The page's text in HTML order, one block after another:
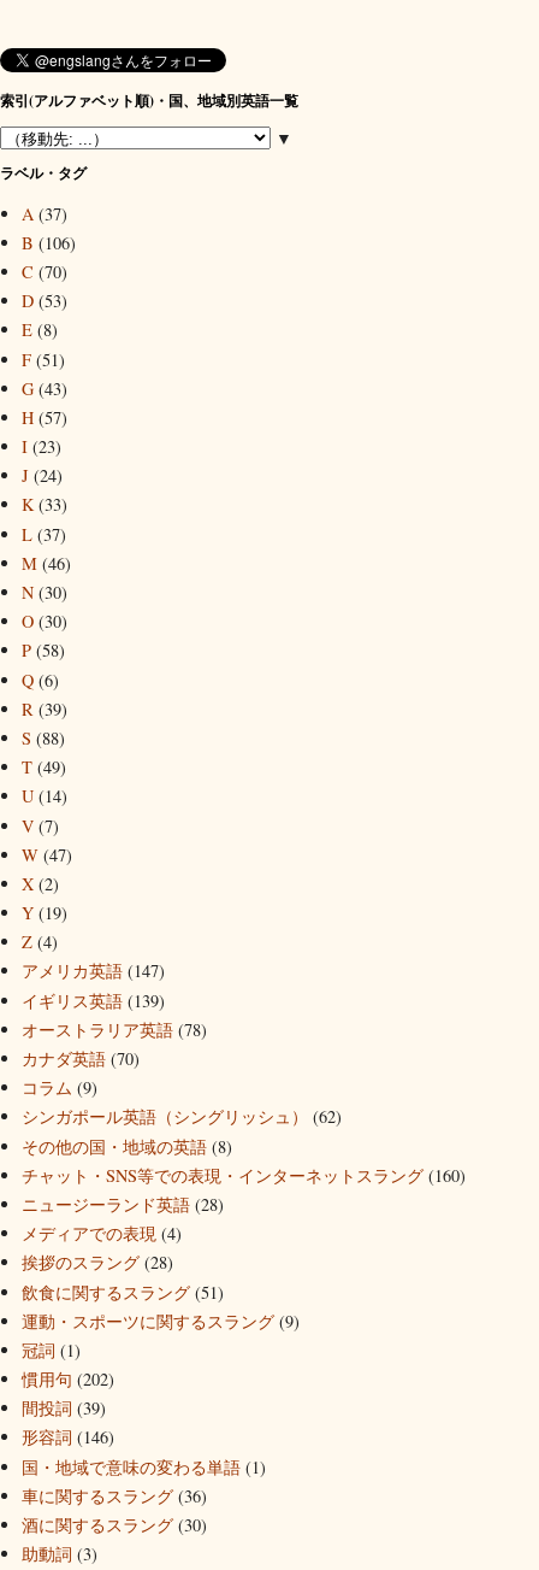
索引(アルファベット順)・国、地域別英語一覧
▼
ラベル・タグ
A (37)
B (106)
C (70)
D (53)
E (8)
F (51)
G (43)
H (57)
I (23)
J (24)
K (33)
L (37)
M (46)
N (30)
O (30)
P (58)
Q (6)
R (39)
S (88)
T (49)
U (14)
V (7)
W (47)
X (2)
Y (19)
Z (4)
アメリカ英語 (147)
イギリス英語 (139)
オーストラリア英語 (78)
カナダ英語 (70)
コラム (9)
シンガポール英語（シングリッシュ）
(62)
その他の国・地域の英語 (8)
チャット・SNS等での表現・インターネットスラング (160)
ニュージーランド英語 (28)
メディアでの表現 (4)
挨拶のスラング (28)
飲食に関するスラング (51)
運動・スポーツに関するスラング (9)
冠詞 (1)
慣用句 (202)
間投詞 (39)
形容詞 (146)
国・地域で意味の変わる単語 (1)
車に関するスラング (36)
酒に関するスラング (30)
助動詞 (3)